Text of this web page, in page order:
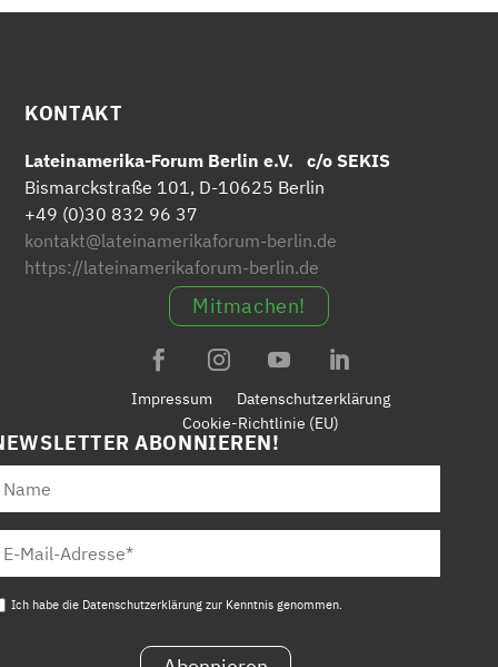
KONTAKT
Lateinamerika-Forum Berlin e.V. c/o SEKIS
Bismarckstraße 101, D-10625 Berlin
+49 (0)30 832 96 37
kontakt@lateinamerikaforum-berlin.de
https://lateinamerikaforum-berlin.de
Mitmachen!
Impressum
Datenschutzerklärung
Cookie-Richtlinie (EU)
ABONNIEREN!
Ich habe die Datenschutzerklärung zur Kenntnis genommen.